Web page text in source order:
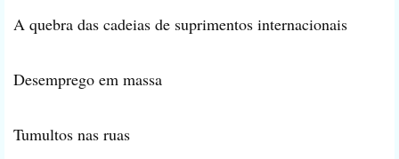
A quebra das cadeias de suprimentos internacionais
Desemprego em massa
Tumultos nas ruas